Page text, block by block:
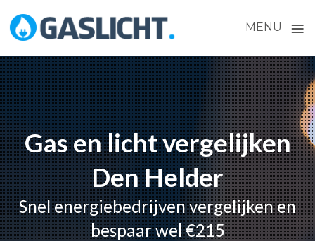
MENU ≡
Skip
to
content
Gas en licht vergelijken
Den Helder
Snel energiebedrijven vergelijken en
bespaar wel €215